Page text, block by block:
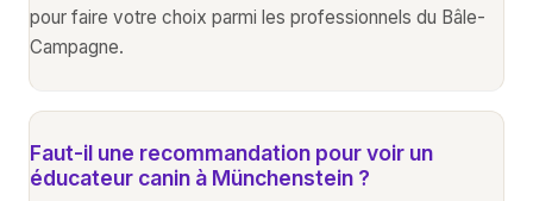
pour faire votre choix parmi les professionnels du Bâle-
Campagne.
Faut-il une recommandation pour voir un
éducateur canin à Münchenstein ?